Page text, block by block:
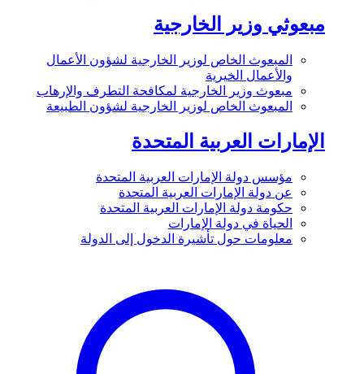
مبعوثي وزير الخارجية
المبعوث الخاص لوزير الخارجية لشؤون الأعمال
والأعمال الخيرية
مبعوث وزير الخارجية لمكافحة التطرف والإرهاب
المبعوث الخاص لوزير الخارجية لشؤون الطبيعة
الإمارات العربية المتحدة
مؤسس دولة الإمارات العربية المتحدة
عن دولة الإمارات العربية المتحدة
حكومة دولة الإمارات العربية المتحدة
الحياة في دولة الإمارات
معلومات حول تأشيرة الدخول إلى الدولة